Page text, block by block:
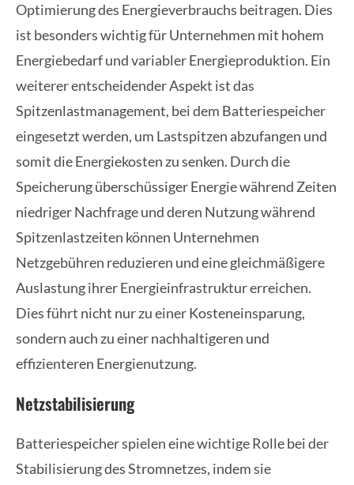
Optimierung des Energieverbrauchs beitragen. Dies
ist besonders wichtig für Unternehmen mit hohem
Energiebedarf und variabler Energieproduktion. Ein
weiterer entscheidender Aspekt ist das
Spitzenlastmanagement, bei dem Batteriespeicher
eingesetzt werden, um Lastspitzen abzufangen und
somit die Energiekosten zu senken. Durch die
Speicherung überschüssiger Energie während Zeiten
niedriger Nachfrage und deren Nutzung während
Spitzenlastzeiten können Unternehmen
Netzgebühren reduzieren und eine gleichmäßigere
Auslastung ihrer Energieinfrastruktur erreichen.
Dies führt nicht nur zu einer Kosteneinsparung,
sondern auch zu einer nachhaltigeren und
effizienteren Energienutzung.
Netzstabilisierung
Batteriespeicher spielen eine wichtige Rolle bei der
Stabilisierung des Stromnetzes, indem sie